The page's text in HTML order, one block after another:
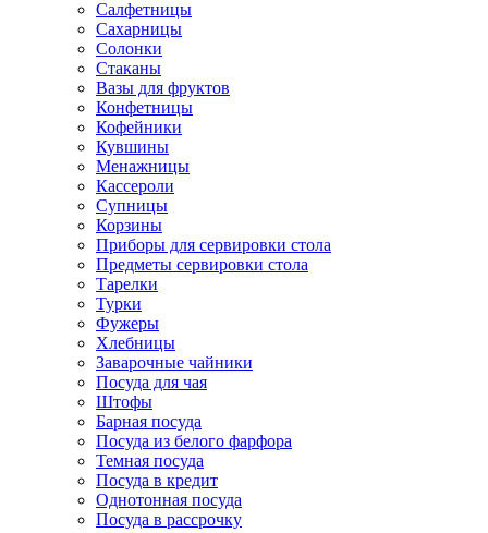
Салфетницы
Сахарницы
Солонки
Стаканы
Вазы для фруктов
Конфетницы
Кофейники
Кувшины
Менажницы
Кассероли
Супницы
Корзины
Приборы для сервировки стола
Предметы сервировки стола
Тарелки
Турки
Фужеры
Хлебницы
Заварочные чайники
Посуда для чая
Штофы
Барная посуда
Посуда из белого фарфора
Темная посуда
Посуда в кредит
Однотонная посуда
Посуда в рассрочку